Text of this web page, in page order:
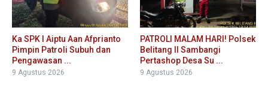
Ka SPK I Aiptu Aan Afprianto
Pimpin Patroli Subuh dan
Pengawasan ...
9 Agustus 2026
PATROLI MALAM HARI! Polsek
Belitang II Sambangi
Pertashop Desa Su ...
9 Agustus 2026